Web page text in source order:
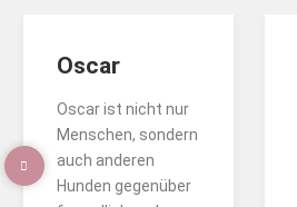
Oscar
Oscar ist nicht nur
Menschen, sondern
auch anderen
Hunden gegenüber